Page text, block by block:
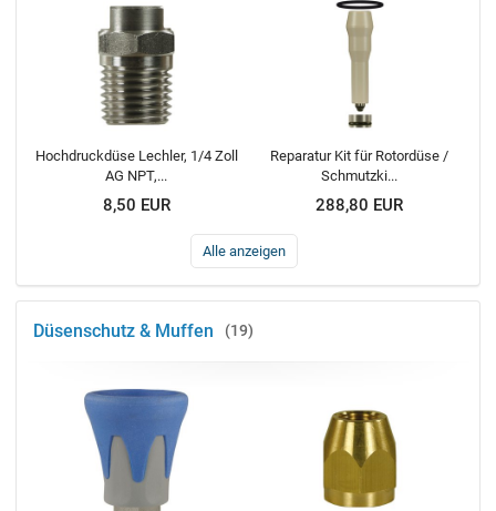
Hochdruckdüse Lechler, 1/4 Zoll
AG NPT,...
8,50 EUR
Reparatur Kit für Rotordüse /
Schmutzki...
288,80 EUR
Alle anzeigen
Düsenschutz & Muffen 19